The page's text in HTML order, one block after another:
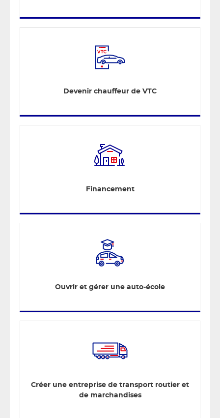
Devenir chauffeur de VTC
Financement
Ouvrir et gérer une auto-école
Créer une entreprise de transport routier et
de marchandises